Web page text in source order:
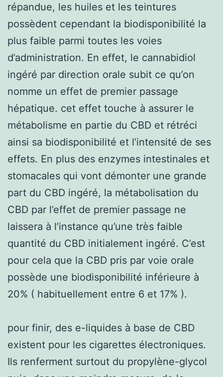
répandue, les huiles et les teintures
possèdent cependant la biodisponibilité la
plus faible parmi toutes les voies
d’administration. En effet, le cannabidiol
ingéré par direction orale subit ce qu’on
nomme un effet de premier passage
hépatique. cet effet touche à assurer le
métabolisme en partie du CBD et rétréci
ainsi sa biodisponibilité et l’intensité de ses
effets. En plus des enzymes intestinales et
stomacales qui vont démonter une grande
part du CBD ingéré, la métabolisation du
CBD par l’effet de premier passage ne
laissera à l’instance qu’une très faible
quantité du CBD initialement ingéré. C’est
pour cela que la CBD pris par voie orale
possède une biodisponibilité inférieure à
20% ( habituellement entre 6 et 17% ).
pour finir, des e-liquides à base de CBD
existent pour les cigarettes électroniques.
Ils renferment surtout du propylène-glycol